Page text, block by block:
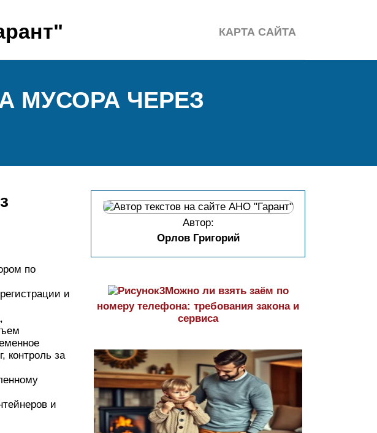
КАРТА САЙТА
МУСОРА ЧЕРЕЗ
по
и
контроль за
и
Автор:
Орлов Григорий
Можно ли взять заём по
номеру телефона: требования закона и
сервиса